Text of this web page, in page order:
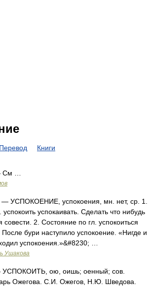
Перевод Книги
…
— УСПОКОЕНИЕ, успокоения, мн. нет, ср. 1.
успокоить успокаивать. Сделать что нибудь
совести. 2. Состояние по гл. успокоиться
После бури наступило успокоение. «Нигде и
успокоения.»&#8230; …
Ушакова
ою, оишь; оенный; сов.
Ожегова. С.И. Ожегов, Н.Ю. Шведова.